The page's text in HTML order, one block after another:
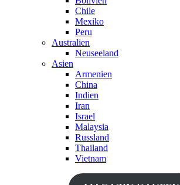
Chile
Mexiko
Peru
Australien
Neuseeland
Asien
Armenien
China
Indien
Iran
Israel
Malaysia
Russland
Thailand
Vietnam